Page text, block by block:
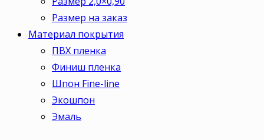
Размер на заказ
Материал покрытия
ПВХ пленка
Финиш пленка
Шпон Fine-line
Экошпон
Эмаль